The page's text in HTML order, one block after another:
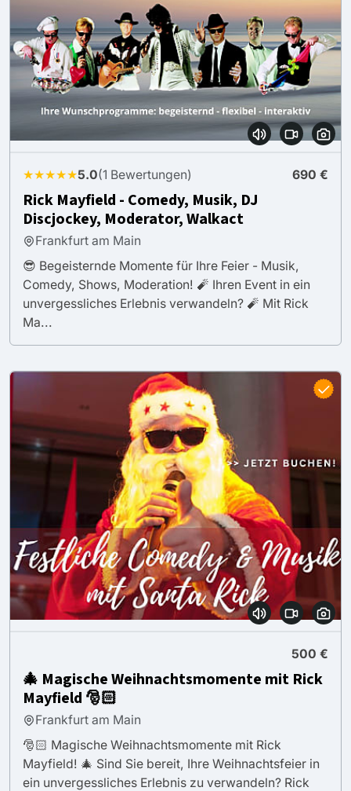
★★★★★5.0(1 Bewertungen) 690 €
Rick Mayfield - Comedy, Musik, DJ
Discjockey, Moderator, Walkact
Frankfurt am Main
😎 Begeisternde Momente für Ihre Feier - Musik,
Comedy, Shows, Moderation! 🧨 Ihren Event in ein
unvergessliches Erlebnis verwandeln? 🧨 Mit Rick
Ma...
500 €
🎄 Magische Weihnachtsmomente mit Rick
Mayfield 🎅🏻
Frankfurt am Main
🎅🏻 Magische Weihnachtsmomente mit Rick
Mayfield! 🎄 Sind Sie bereit, Ihre Weihnachtsfeier in
ein unvergessliches Erlebnis zu verwandeln? Rick